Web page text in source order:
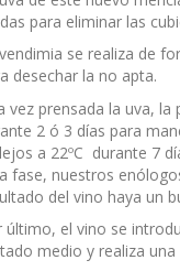
para eliminar las
se realiza de
desechar la no apta.
vez prensada la uva,
2 ó 3 días para
a 22ºC durante 7
fase, nuestros
del vino haya un
último, el vino se
medio y realiza una